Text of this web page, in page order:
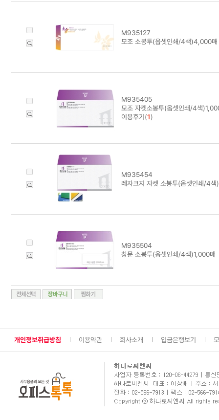
M935127
모조 소봉투(옵셋인쇄/4색)4,000매
M935405
모조 자켓소봉투(옵셋인쇄/4색
이용후기(1)
M935454
레자크지 자켓 소봉투(옵셋인쇄/4
M935504
창문 소봉투(옵셋인쇄/4색)1,000매
개인정보취급방침 이용약관 회사소개 입금은행보기